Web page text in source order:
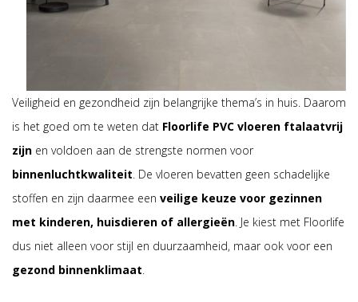
Veiligheid en gezondheid zijn belangrijke thema’s in huis. Daarom
is het goed om te weten dat Floorlife PVC vloeren ftalaatvrij
zijn en voldoen aan de strengste normen voor
binnenluchtkwaliteit . De vloeren bevatten geen schadelijke
stoffen en zijn daarmee een veilige keuze voor gezinnen
met kinderen, huisdieren of allergieën . Je kiest met Floorlife
dus niet alleen voor stijl en duurzaamheid, maar ook voor een
gezond binnenklimaat